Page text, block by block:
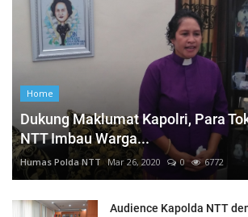
Home
Dukung Maklumat Kapolri, Para
NTT Imbau Warga...
Humas Polda NTT Mar 26, 2020 0 6772
Audience Kapolda NTT